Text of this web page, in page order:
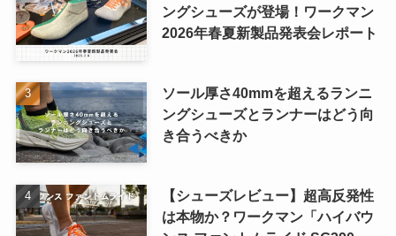
ングシューズが登場！ワークマン
2026年春夏新製品発表会レポート
ソール厚さ40mmを超えるランニ
ングシューズとランナーはどう向
き合うべきか
【シューズレビュー】超高反発性
は本物か？ワークマン「ハイバウ